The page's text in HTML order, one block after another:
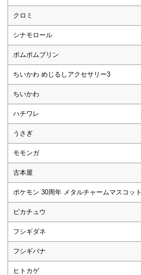
クロミ
シナモロール
ポムポムプリン
ちいかわ めじるしアクセサリー3
ちいかわ
ハチワレ
うさぎ
モモンガ
古本屋
ポケモン 30周年 メタルチャームマスコット
ピカチュウ
フシギダネ
フシギバナ
ヒトカゲ